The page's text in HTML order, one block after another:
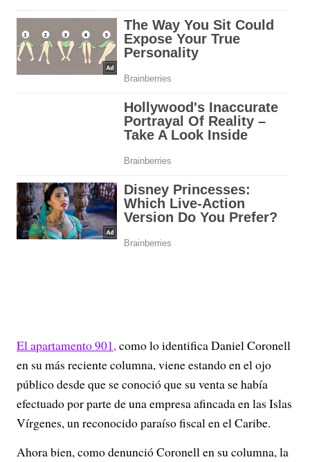
El apartamento 901,como lo identifica Daniel Coronell
en su más reciente columna, viene estando en el ojo
público desde que se conoció que su venta se había
efectuado por parte de una empresa afincada en las Islas
Vírgenes, un reconocido paraíso fiscal en el Caribe.
Ahora bien, como denunció Coronell en su columna, la